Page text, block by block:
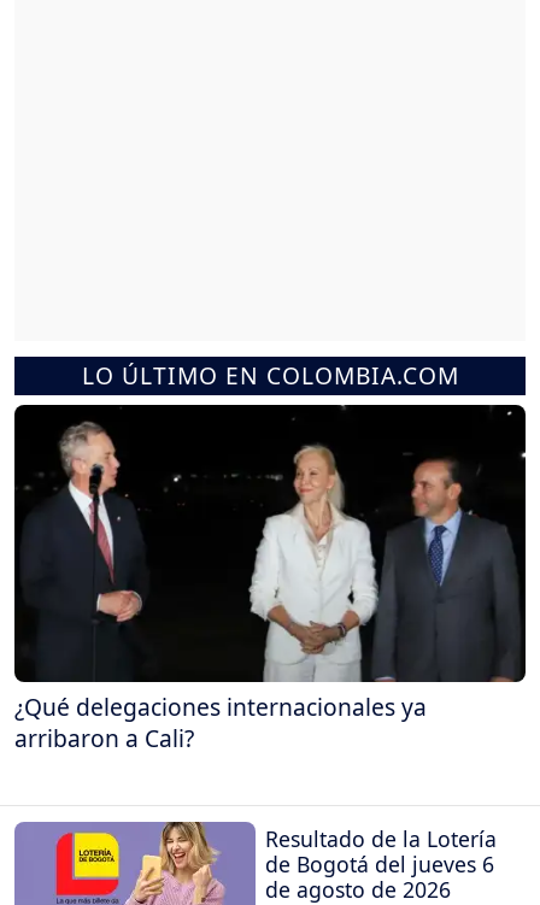
LO ÚLTIMO EN COLOMBIA.COM
¿Qué delegaciones internacionales ya
arribaron a Cali?
Resultado de la Lotería
de Bogotá del jueves 6
de agosto de 2026